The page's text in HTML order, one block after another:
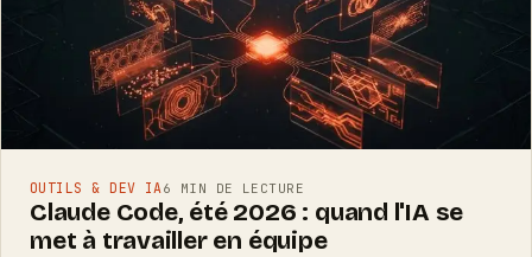
OUTILS & DEV IA6 MIN DE LECTURE
Claude Code, été 2026 : quand l'IA se
met à travailler en équipe